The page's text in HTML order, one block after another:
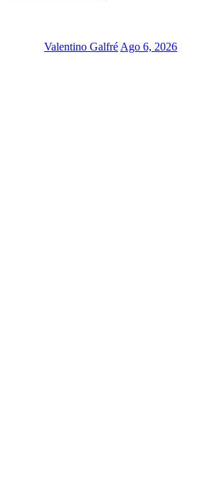
Valentino GalfréAgo 6, 2026